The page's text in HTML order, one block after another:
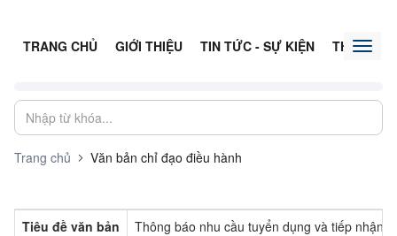
TRANG CHỦ GIỚI THIỆU TIN TỨC - SỰ KIỆN THÔNG
Trang chủ Văn bản chỉ đạo điều hành
Tiêu đề văn bản
Thông báo nhu cầu tuyển dụng và tiếp nhận